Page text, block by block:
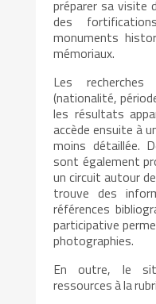
préparer sa visite
des
monuments
mémoriaux.
Les
(nationalité,
les résultats
accède ensuite à
moins détaillée.
sont également
un circuit autour
trouve des
références
participative
photographies.
En outre, le
ressources à la